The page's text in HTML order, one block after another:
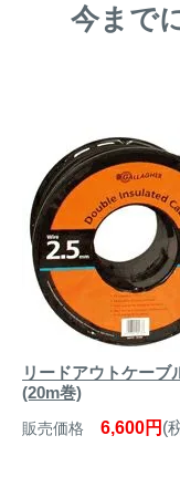
今まで
リードアウトケーブ
(20m巻)
販売価格 6,600円 (